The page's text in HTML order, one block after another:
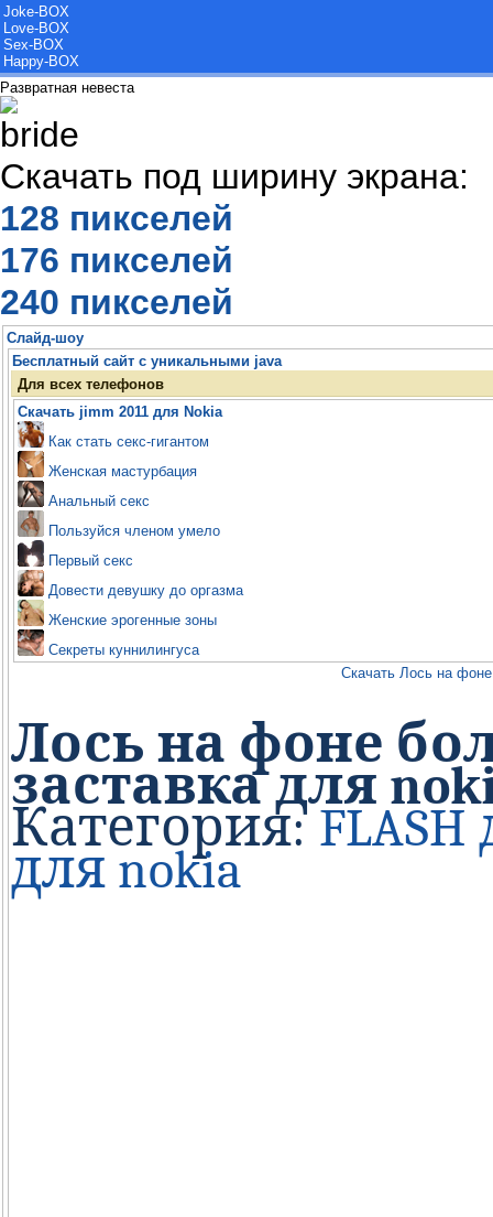
Joke-BOX
Love-BOX
Sex-BOX
Happy-BOX
Развратная невеста
Скачать под ширину экрана:
128 пикселей
176 пикселей
240 пикселей
Слайд-шоу
Бесплатный сайт с уникальными java
Для всех телефонов
Скачать jimm 2011 для Nokia
Как стать секс-гигантом
Женская мастурбация
Анальный секс
Пользуйся членом умело
Первый секс
Довести девушку до оргазма
Женские эрогенные зоны
Секреты куннилингуса
Скачать Лось на
Лось на фоне
заставка для
Категория:
для nokia